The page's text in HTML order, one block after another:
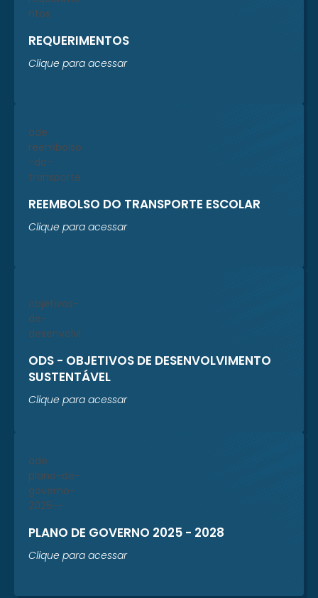
REQUERIMENTOS
Clique para acessar
REEMBOLSO DO TRANSPORTE ESCOLAR
Clique para acessar
ODS - OBJETIVOS DE DESENVOLVIMENTO
SUSTENTÁVEL
Clique para acessar
PLANO DE GOVERNO 2025 - 2028
Clique para acessar